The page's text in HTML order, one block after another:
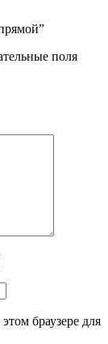
поля
браузере для